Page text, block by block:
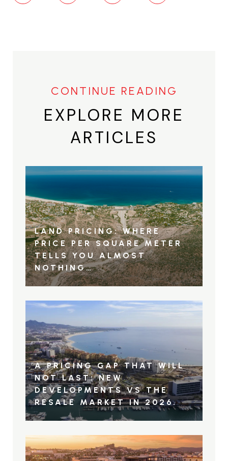
EXPLORE MORE
ARTICLES
LAND PRICING: WHERE
PRICE PER SQUARE METER
TELLS YOU ALMOST
NOTHING…
A PRICING GAP THAT WILL
NOT LAST: NEW
DEVELOPMENTS VS THE
RESALE MARKET IN 2026.